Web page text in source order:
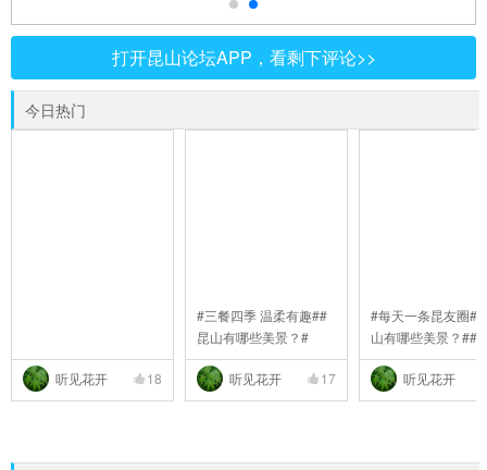
打开昆山论坛APP，看剩下评论>>
今日热门
听见花开 18
#三餐四季 温柔有趣##
昆山有哪些美景？#
听见花开 17
#每天一条昆友圈
山有哪些美景？##
..
听见花开